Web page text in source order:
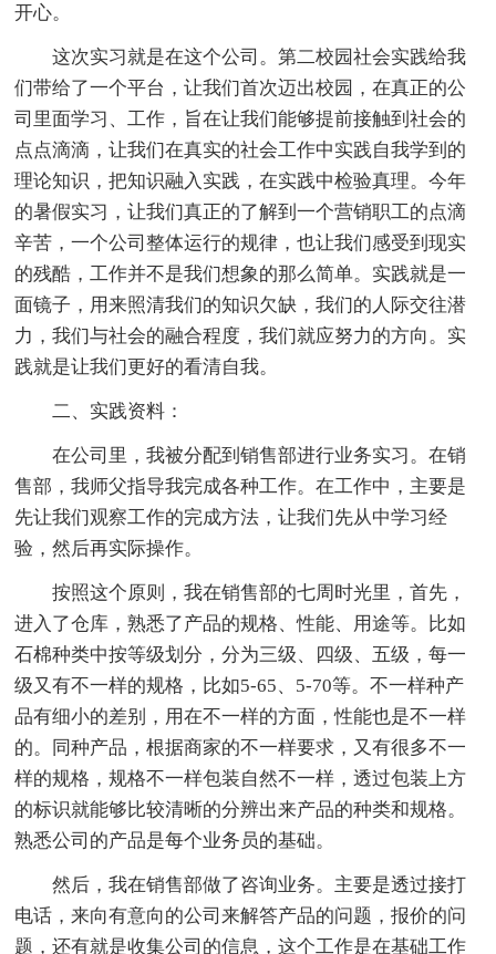
开心。
这次实习就是在这个公司。第二校园社会实践给我
们带给了一个平台，让我们首次迈出校园，在真正的公
司里面学习、工作，旨在让我们能够提前接触到社会的
点点滴滴，让我们在真实的社会工作中实践自我学到的
理论知识，把知识融入实践，在实践中检验真理。今年
的暑假实习，让我们真正的了解到一个营销职工的点滴
辛苦，一个公司整体运行的规律，也让我们感受到现实
的残酷，工作并不是我们想象的那么简单。实践就是一
面镜子，用来照清我们的知识欠缺，我们的人际交往潜
力，我们与社会的融合程度，我们就应努力的方向。实
践就是让我们更好的看清自我。
二、实践资料：
在公司里，我被分配到销售部进行业务实习。在销
售部，我师父指导我完成各种工作。在工作中，主要是
先让我们观察工作的完成方法，让我们先从中学习经
验，然后再实际操作。
按照这个原则，我在销售部的七周时光里，首先，
进入了仓库，熟悉了产品的规格、性能、用途等。比如
石棉种类中按等级划分，分为三级、四级、五级，每一
级又有不一样的规格，比如5-65、5-70等。不一样种产
品有细小的差别，用在不一样的方面，性能也是不一样
的。同种产品，根据商家的不一样要求，又有很多不一
样的规格，规格不一样包装自然不一样，透过包装上方
的标识就能够比较清晰的分辨出来产品的种类和规格。
熟悉公司的产品是每个业务员的基础。
然后，我在销售部做了咨询业务。主要是透过接打
电话，来向有意向的公司来解答产品的问题，报价的问
题，还有就是收集公司的信息，这个工作是在基础工作